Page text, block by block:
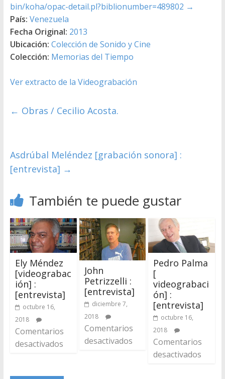
bin/koha/opac-detail.pl?biblionumber=489802 →
País: Venezuela
Fecha Original: 2013
Ubicación: Colección de Sonido y Cine
Colección: Memorias del Tiempo
Ver extracto de la Videograbación
← Obras / Cecilio Acosta.
Asdrúbal Meléndez [grabación sonora] :
[entrevista] →
También te puede gustar
Ely Méndez
[videograbac
ión] :
[entrevista]
octubre 16,
2018
Comentarios
desactivados
John
Petrizzelli :
[entrevista]
diciembre 7,
2018
Comentarios
desactivados
Pedro Palma
[
videograbaci
ón] :
[entrevista]
octubre 16,
2018
Comentarios
desactivados